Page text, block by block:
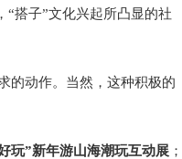
搭子”文化兴起所凸显的社
的动作。当然，这种积极的
玩”新年游山海潮玩互动展 ；